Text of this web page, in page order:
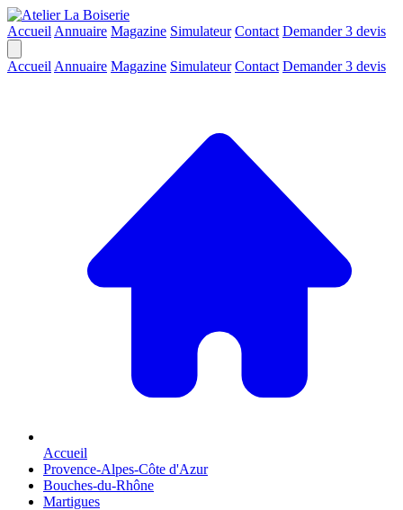
Accueil Annuaire Magazine Simulateur Contact Demander 3 devis
Accueil Annuaire Magazine Simulateur Contact Demander 3 devis
Accueil
Provence-Alpes-Côte d'Azur
Bouches-du-Rhône
Martigues